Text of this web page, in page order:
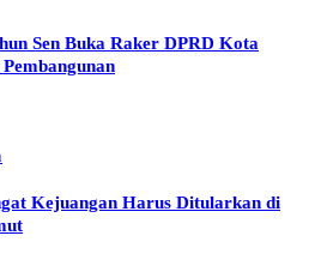
Sen Buka Raker DPRD Kota
Kejuangan Harus Ditularkan di